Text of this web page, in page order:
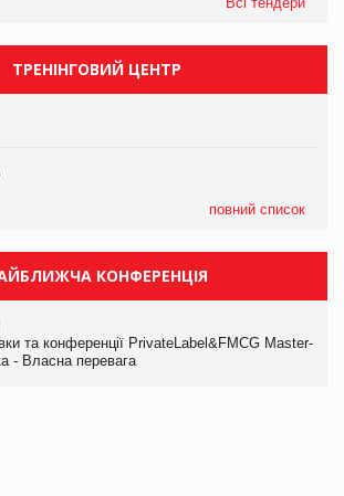
ТРЕНІНГОВИЙ ЦЕНТР
повний список
КОНФЕРЕНЦІЯ
та конференції PrivateLabel&FMCG Master-
- Власна перевага